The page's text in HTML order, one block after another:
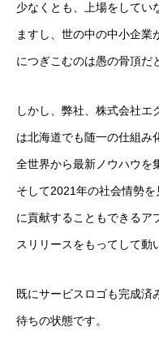
少なくとも、上場をしてい
ますし、世の中の中小企
につぎこむのは愚の骨頂だ
しかし、弊社、株式会社エ
は北海道でも随一の仕組み
全世界から最新ノウハウを
そして2021年の社会情勢
に貢献することもできるア
スリリースをもってして動
既にサービスロゴも完成済
待ちの状態です。